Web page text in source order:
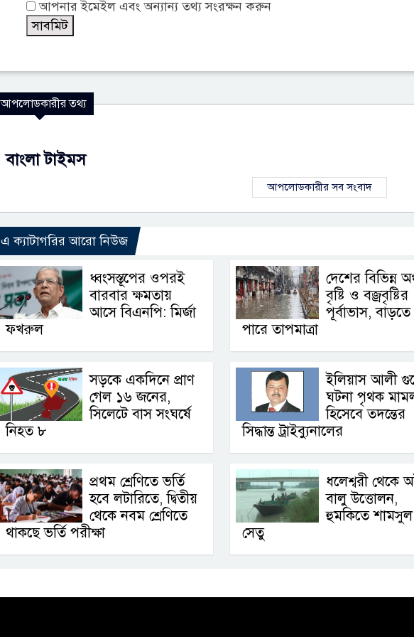
আপনার ইমেইল এবং অন্যান্য তথ্য সংরক্ষন করুন
আপলোডকারীর তথ্য
বাংলা টাইমস
আপলোডকারীর সব সংবাদ
এ ক্যাটাগরির আরো নিউজ
ধ্বংসস্তূপের ওপরই
বারবার ক্ষমতায়
আসে বিএনপি: মির্জা
ফখরুল
দেশের বিভিন্ন
বৃষ্টি ও বজ্রবৃষ্টির
পূর্বাভাস, বাড়তে
পারে তাপমাত্রা
সড়কে একদিনে প্রাণ
গেল ১৬ জনের,
সিলেটে বাস সংঘর্ষে
নিহত ৮
ইলিয়াস আলী
ঘটনা পৃথক
হিসেবে তদন্তের
সিদ্ধান্ত ট্রাইব্যুনালের
প্রথম শ্রেণিতে ভর্তি
হবে লটারিতে, দ্বিতীয়
থেকে নবম শ্রেণিতে
থাকছে ভর্তি পরীক্ষা
ধলেশ্বরী থেকে
বালু উত্তোলন,
হুমকিতে
সেতু